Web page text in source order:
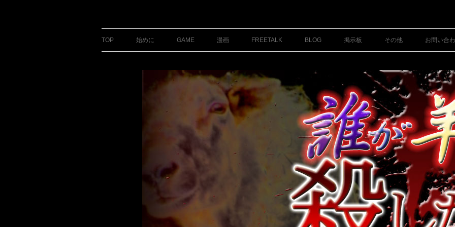
銀の盾
ン
ン
ッ
プ
TOP 始めに GAME 漫画 FREETALK BLOG 掲示板 その他 お問い合